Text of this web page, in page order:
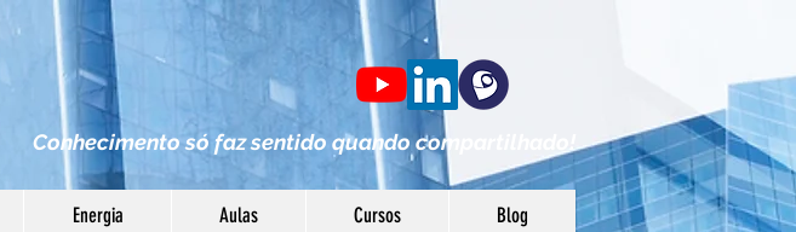
Conhecimento só faz sentido quando compartilhado!
Energia Aulas Cursos Blog